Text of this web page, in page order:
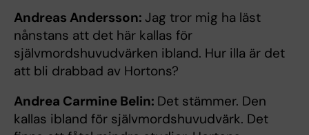
Andreas Andersson: Jag tror mig ha läst
nånstans att det här kallas för
självmordshuvudvärken ibland. Hur illa är det
att bli drabbad av Hortons?
Andrea Carmine Belin: Det stämmer. Den
kallas ibland för självmordshuvudvärk. Det